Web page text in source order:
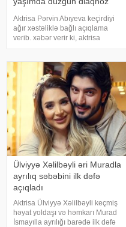
Aktrisa Pərvin Abıyeva keçirdiyi
ağır xəstəliklə bağlı açıqlama
verib. xəbər verir ki, aktrisa
axlorhidriya xəstəliyindən əziyyət
diaqnoz qoyula bilmədiyini
bildirib. "Bu əməliyyat
Azərbaycand
Ülviyyə Xəlilbəyli əri Muradla
ayrılıq səbəbini ilk dəfə
açıqladı
Aktrisa Ülviyyə Xəlilbəyli keçmiş
həyat yoldaşı və həmkarı Murad
İsmayılla ayrılığı barədə ilk dəfə